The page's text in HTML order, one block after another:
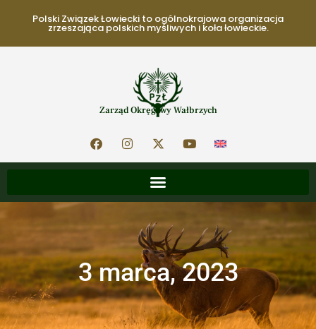
Polski Związek Łowiecki to ogólnokrajowa organizacja
zrzeszająca polskich myśliwych i koła łowieckie.
Zarząd Okręgowy Wałbrzych
3 marca, 2023